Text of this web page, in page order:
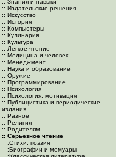
:: Знания и навыки
:: Издательские решения
:: Искусство
:: История
:: Компьютеры
:: Кулинария
:: Культура
:: Легкое чтение
:: Медицина и человек
:: Менеджмент
:: Наука и образование
:: Оружие
:: Программирование
:: Психология
:: Психология, мотивация
:: Публицистика и периодические
издания
:: Разное
:: Религия
:: Родителям
:: Серьезное чтение
:Cтихи, поэзия
:Биографии и мемуары